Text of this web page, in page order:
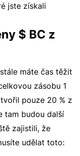
jste získali
$ BC z
máte čas těžit
zásobu 1
pouze 20 % z
tam budou další
zajistili, že
udělat toto: